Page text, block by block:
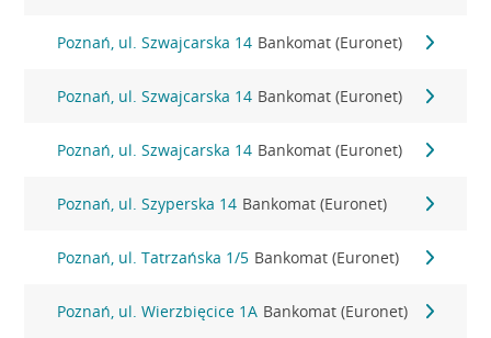
Poznań, ul. Szwajcarska 14 Bankomat (Euronet)
Poznań, ul. Szwajcarska 14 Bankomat (Euronet)
Poznań, ul. Szwajcarska 14 Bankomat (Euronet)
Poznań, ul. Szyperska 14 Bankomat (Euronet)
Poznań, ul. Tatrzańska 1/5 Bankomat (Euronet)
Poznań, ul. Wierzbięcice 1A Bankomat (Euronet)